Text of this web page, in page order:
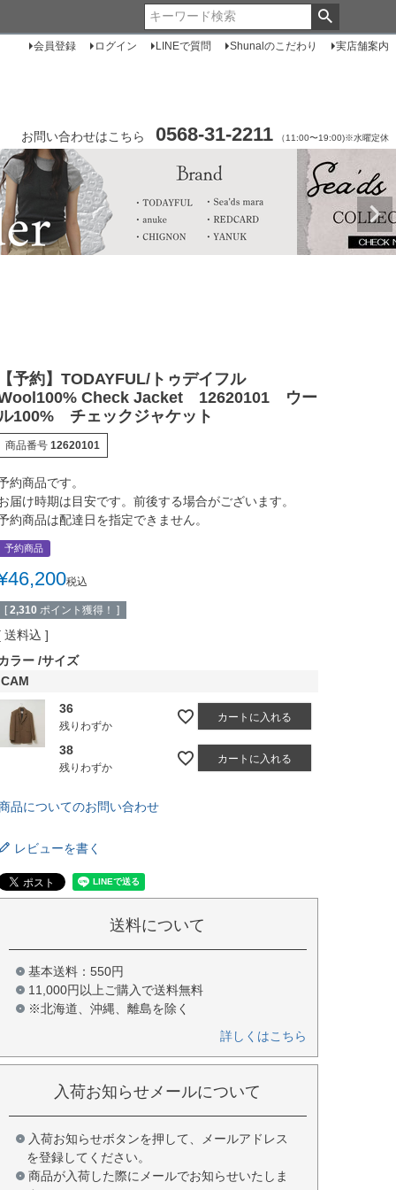
会員登録 ログイン LINEで質問 Shunalのこだわり 実店舗案内
お問い合わせはこちら 0568-31-2211 （11:00〜19:00)※水曜定休
予約】TODAYFUL/トゥデイフル
Check Jacket 12620101 ウー
100% チェックジャケット
商品番号 12620101
約商品です。
届け時期は目安です。前後する場合がございます。
約商品は配達日を指定できません。
予約商品
46,200税込
[ 2,310 ポイント獲得！ ]
送料込
ラー サイズ
CAM
36
残りわずか
カートに入れる
38
残りわずか
カートに入れる
品についてのお問い合わせ
レビューを書く
送料について
基本送料：550円
11,000円以上ご購入で送料無料
※北海道、沖縄、離島を除く
詳しくはこちら
入荷お知らせメールについて
入荷お知らせボタンを押して、メールアドレス
を登録してください。
商品が入荷した際にメールでお知らせいたしま